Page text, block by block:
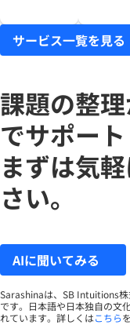
サービス一覧を見る
課題の整
でサポート
まずは気
さい。
AIに聞いてみる
Sarashinaは、SB Intuitions株
です。日本語や日本独自の文
れています。詳しくはこちら